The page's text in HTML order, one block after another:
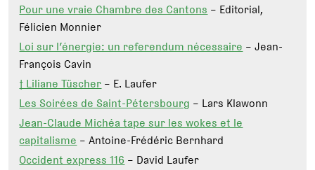
Pour une vraie Chambre des Cantons– Editorial,
Félicien Monnier
Loi sur l’énergie: un referendum nécessaire– Jean-
François Cavin
† Liliane Tüscher– E. Laufer
Les Soirées de Saint-Pétersbourg – Lars Klawonn
Jean-Claude Michéa tape sur les wokes et le
capitalisme– Antoine-Frédéric Bernhard
Occident express 116– David Laufer